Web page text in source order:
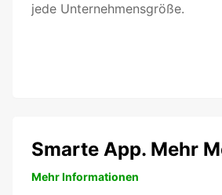
jede Unternehmensgröße.
Smarte App. Mehr
Mehr Informationen